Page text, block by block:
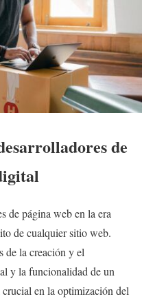
de
de página web en la era
de cualquier sitio web.
de la creación y el
y la funcionalidad de un
en la optimización del